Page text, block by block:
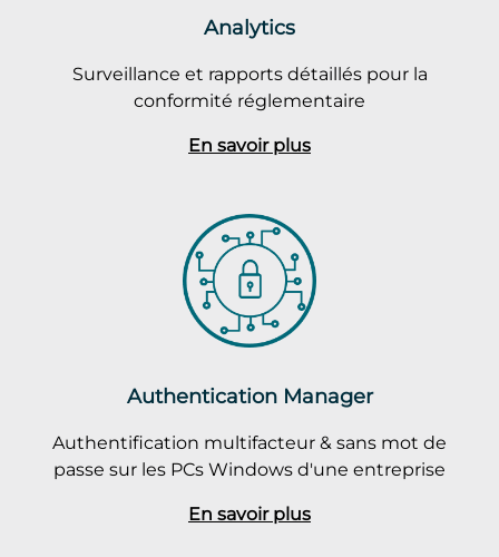
Analytics
Surveillance et rapports détaillés pour la
conformité réglementaire
En savoir plus
Authentication Manager
Authentification multifacteur & sans mot de
passe sur les PCs Windows d'une entreprise
En savoir plus